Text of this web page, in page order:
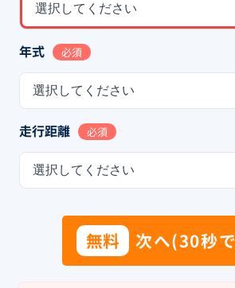
選択してください
年式 必須
選択してください
走行距離 必須
選択してください
無料 次へ(30秒